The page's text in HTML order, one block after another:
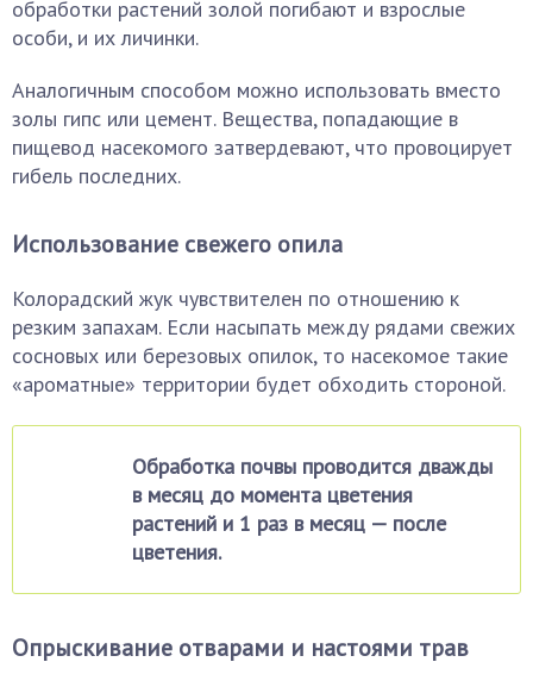
обработки растений золой погибают и взрослые
особи, и их личинки.
Аналогичным способом можно использовать вместо
золы гипс или цемент. Вещества, попадающие в
пищевод насекомого затвердевают, что провоцирует
гибель последних.
Использование свежего опила
Колорадский жук чувствителен по отношению к
резким запахам. Если насыпать между рядами свежих
сосновых или березовых опилок, то насекомое такие
«ароматные» территории будет обходить стороной.
Обработка почвы проводится дважды
в месяц до момента цветения
растений и 1 раз в месяц — после
цветения.
Опрыскивание отварами и настоями трав